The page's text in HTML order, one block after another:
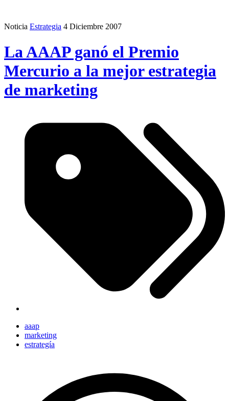
Noticia Estrategia 4 Diciembre 2007
La AAAP ganó el Premio
Mercurio a la mejor estrategia
de marketing
aaap
marketing
estrategía